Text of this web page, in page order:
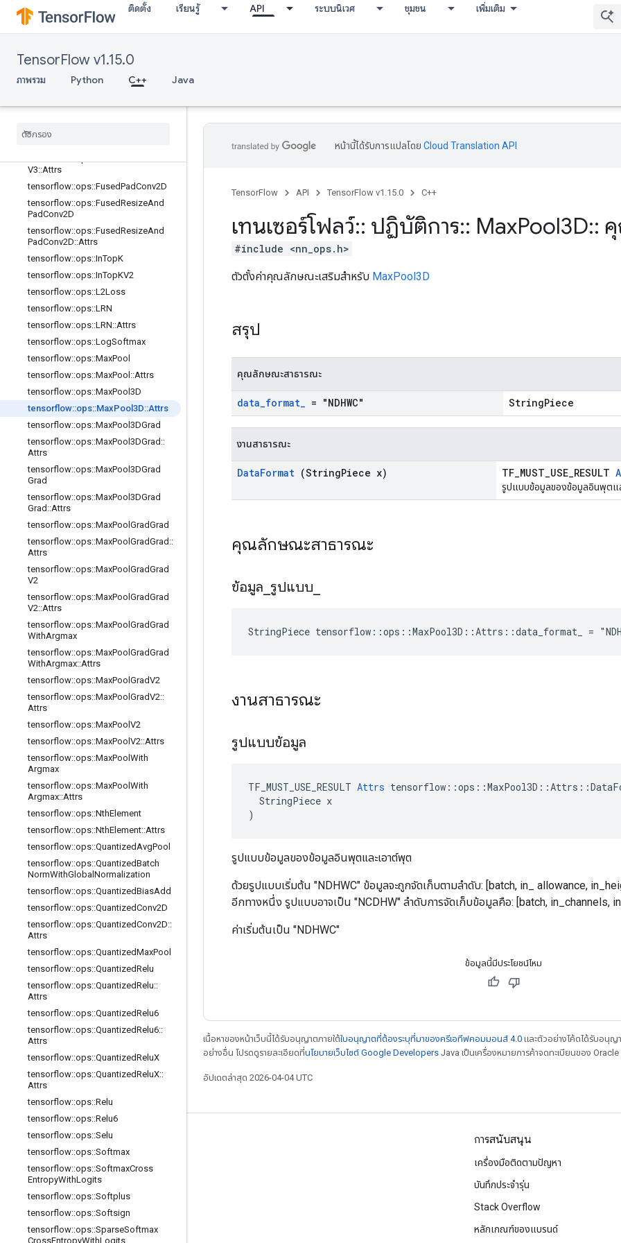
ติดตั้ง เรียนรู้ API ระบบนิเวศ ชุมชน เพิ่มเติม
TensorFlow v1.15.0
ภาพรวม Python C++ Java
tensorflow::ops::FusedBatchNormGr
adV3
adV3::Attrs
tensorflow::ops::FusedBatchNormV
2
tensorflow
V3::Attrs
tensorflow::ops::FusedPadConv2D
tensorflow::ops::FusedResizeAnd
PadConv2D
tensorflow::ops::FusedResizeAnd
PadConv2D::Attrs
tensorflow::ops::InTopK
tensorflow::ops::InTopKV2
tensorflow::ops::L2Loss
tensorflow::ops::LRN
tensorflow::ops::LRN::Attrs
tensorflow::ops::LogSoftmax
tensorflow::ops::MaxPool
tensorflow::ops::MaxPool ::Attrs
tensorflow::ops::MaxPool3D
tensorflow::ops::MaxPool3D::Attrs
tensorflow::ops::MaxPool3DGrad
tensorflow::ops::MaxPool3DGrad ::
Attrs
tensorflow::ops::MaxPool3DGrad
Grad
tensorflow::ops::MaxPool3DGrad
Grad ::Attrs
tensorflow::ops::MaxPool GradGrad
tensorflow::ops::MaxPool GradGrad ::
Attrs
tensorflow::ops::MaxPool GradGrad
V2
tensorflow::ops::MaxPool GradGrad
V2::Attrs
tensorflow::ops::MaxPool GradGrad
WithArgmax
tensorflow::ops::MaxPool GradGrad
WithArgmax::Attrs
tensorflow::ops::MaxPool GradV2
tensorflow::ops::MaxPool GradV2::
Attrs
tensorflow::ops::MaxPool V2
tensorflow::ops::MaxPool V2::Attrs
tensorflow::ops::MaxPool With
Argmax
tensorflow::ops::MaxPool With
Argmax::Attrs
tensorflow::ops::NthElement
tensorflow::ops::NthElement::Attrs
tensorflow::ops::QuantizedAvgPool
tensorflow::ops::QuantizedBatch
NormWithGlobal Normalization
tensorflow::ops::QuantizedBiasAdd
tensorflow::ops::QuantizedConv2D
tensorflow::ops::QuantizedConv2D::
Attrs
tensorflow::ops::QuantizedMaxPool
tensorflow::ops::QuantizedRelu
tensorflow::ops::QuantizedRelu::
Attrs
tensorflow::ops::QuantizedRelu6
tensorflow::ops::QuantizedRelu6::
Attrs
tensorflow::ops::QuantizedReluX
tensorflow::ops::QuantizedReluX::
Attrs
tensorflow::ops::Relu
tensorflow::ops::Relu6
tensorflow::ops::Selu
tensorflow::ops::Softmax
tensorflow::ops::SoftmaxCross
EntropyWithLogits
tensorflow::ops::Softplus
tensorflow::ops::Softsign
tensorflow::ops::SparseSoftmax
CrossEntropyWithLogits
หน้านี้ได้รับการแปลโดย Cloud Translation API
TensorFlow API TensorFlow v1.15.0 C++
เทนเซอร์โฟลว์:: ปฏิบัติการ:: MaxPool3D::
#include <nn_ops.h>
ตัวตั้งค่าคุณลักษณะเสริมสำหรับ MaxPool3D
สรุป
คุณลักษณะสาธารณะ
data_format_ = "NDHWC" StringPiece
งานสาธารณะ
DataFormat (StringPiece x) TF_MUST_USE_RESULT
รูปแบบข้อมูลของข้อมูลอินพุตแ
คุณลักษณะสาธารณะ
ข้อมูล รูปแบบ
StringPiece tensorflow::ops::MaxPool3D::Attrs::data_format_ =
งานสาธารณะ
รูปแบบข้อมูล
TF_MUST_USE_RESULT Attrs
  StringPiece x
)
รูปแบบข้อมูลของข้อมูลอินพุตและเอาต์พุต
ด้วยรูปแบบเริ่มต้น "NDHWC" ข้อมูลจะถูกจัดเก็บตามลำดับ: [batch, in_ allowance,
อีกทางหนึ่ง รูปแบบอาจเป็น "NCDHW" ลำดับการจัดเก็บข้อมูลคือ: [batch, in_channels,
ค่าเริ่มต้นเป็น "NDHWC"
ข้อมูลนี้มีประโยชน์ไหม
เนื้อหาของหน้าเว็บนี้ได้รับอนุญาตภายใต้ใบอนุญาตที่ต้องระบุที่มาของครีเอทีฟคอมมอนส์ 4.0 และตัวอย่างโค้ดได้รับอนุญ
อย่างอื่น โปรดดูรายละเอียดที่นโยบายเว็บไซต์ Google Developers Java เป็นเครื่องหมายการค้าจดทะเบียนของ
อัปเดตล่าสุด 2026-04-04 UTC
เชื่อมต่อเสมอ
ฟอรัม
Twitter
การสนับสนุน
เครื่องมือติดตามปัญหา
บันทึกประจำรุ่น
Stack Overflow
หลักเกณฑ์ของแบรนด์